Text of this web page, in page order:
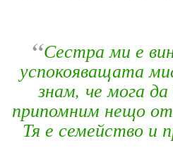
“Сестра ми е
успокояващата
знам, че мога
припомним нещо
Тя е семейство и